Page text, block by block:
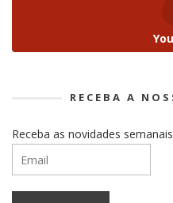
RECEBA A
Receba as novidades